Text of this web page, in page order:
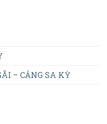
– CẢNG SA KỲ